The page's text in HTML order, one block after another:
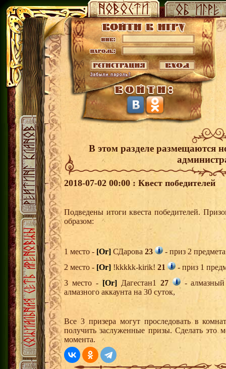
В этом разделе размещаются
2018-07-02 00:00 : Квест победителей
Подведены итоги квеста победителей.
образом:
1 место - [Or] СДарова 23
- приз 2
2 место - [Or] !kkkkk-kirik! 21
- приз 1
3 место - [Or]Дагестан1 27
- алмазный
алмазного аккаунта на 30 суток,
Все 3 призера могут проследовать в
получить заслуженные призы. Сделать это
момента.